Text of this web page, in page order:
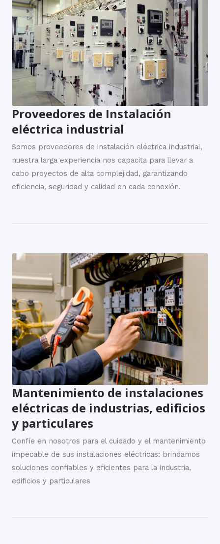
Proveedores de Instalación
eléctrica industrial
Somos proveedores de instalación eléctrica industrial,
nuestra larga experiencia nos capacita para llevar a
cabo proyectos de alta complejidad, garantizando
eficiencia, seguridad y calidad en cada conexión.
Mantenimiento de instalaciones
eléctricas de industrias, edificios
y particulares
Confíe en nosotros para el cuidado y el mantenimiento
impecable de sus instalaciones eléctricas: brindamos
soluciones confiables y eficientes para la industria,
edificios y particulares